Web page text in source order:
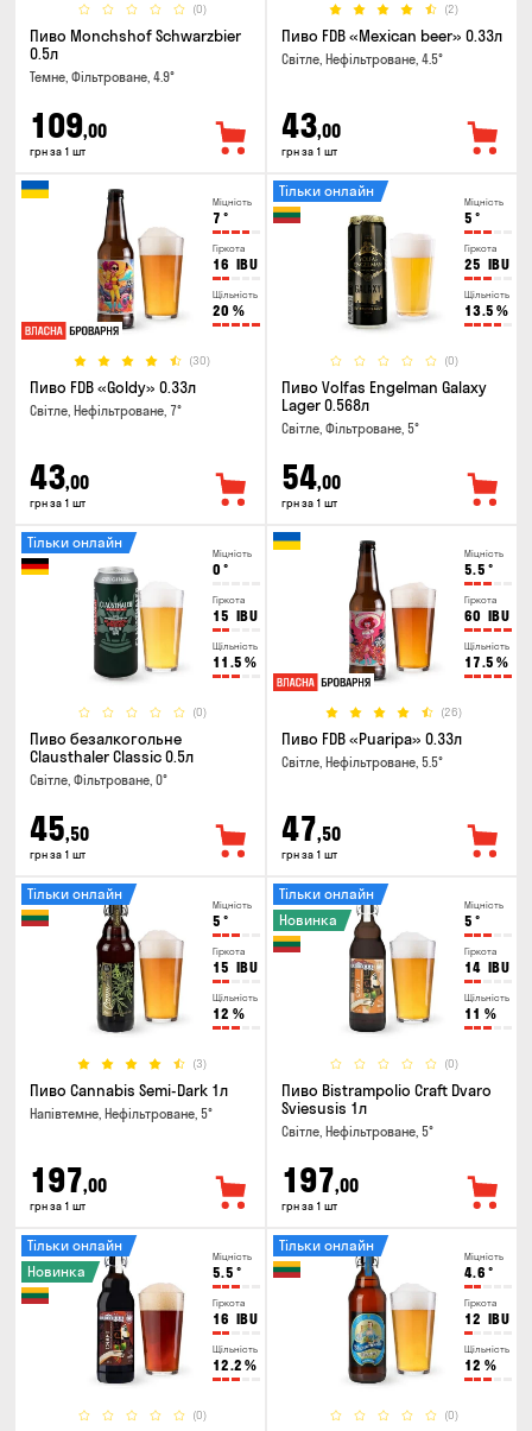
(0)
Пиво Monchshof Schwarzbier
0.5л
Темне, Фільтроване, 4.9°
109,00
грн за 1 шт
(2)
Пиво FDB «Mexican beer» 0.33л
Світле, Нефільтроване, 4.5°
43,00
грн за 1 шт
Міцність
7 °
Гіркота
16 IBU
Щільність
20 %
(30)
Пиво FDB «Goldy» 0.33л
Світле, Нефільтроване, 7°
43,00
грн за 1 шт
Міцність
5 °
Гіркота
25 IBU
Щільність
13.5 %
(0)
Тільки онлайн
Пиво Volfas Engelman Galaxy
Lager 0.568л
Світле, Фільтроване, 5°
54,00
грн за 1 шт
Міцність
0 °
Гіркота
15 IBU
Щільність
11.5 %
(0)
Тільки онлайн
Пиво безалкогольне
Clausthaler Classic 0.5л
Світле, Фільтроване, 0°
45,50
грн за 1 шт
Міцність
5.5 °
Гіркота
60 IBU
Щільність
17.5 %
(26)
Пиво FDB «Puaripa» 0.33л
Світле, Нефільтроване, 5.5°
47,50
грн за 1 шт
Міцність
5 °
Гіркота
15 IBU
Щільність
12 %
(3)
Тільки онлайн
Пиво Cannabis Semi-Dark 1л
Напівтемне, Нефільтроване, 5°
197,00
грн за 1 шт
Міцність
5 °
Гіркота
14 IBU
Щільність
11 %
(0)
Тільки онлайн
Новинка
Пиво Bistrampolio Craft Dvaro
Sviesusis 1л
Світле, Нефільтроване, 5°
197,00
грн за 1 шт
Міцність
5.5 °
Гіркота
16 IBU
Щільність
12.2 %
(0)
Тільки онлайн
Новинка
Міцність
4.6 °
Гіркота
12 IBU
Щільність
12 %
(0)
Тільки онлайн